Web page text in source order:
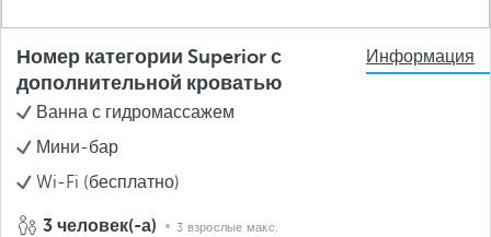
Номер категории Superior с
дополнительной кроватью
Информация
Ванна с гидромассажем
Мини-бар
Wi-Fi (бесплатно)
3 человек(-а) 3 взрослые макс.